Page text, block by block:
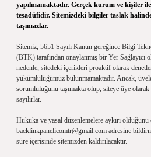
yapılmamaktadır. Gerçek kurum ve kişiler
tesadüfidir. Sitemizdeki bilgiler taslak
taşımazlar.
Sitemiz, 5651 Sayılı Kanun gereğince Bilgi
(BTK) tarafından onaylanmış bir Yer Sağlayıcı
nedenle, sitedeki içerikleri proaktif olarak
yükümlülüğümüz bulunmamaktadır. Ancak,
sorumluluğunu taşımakta olup, siteye üye
sayılırlar.
Hukuka ve yasal düzenlemelere aykırı
backlinkpanelicomtr@gmail.com adresine
süre içerisinde sitemizden kaldırılacaktır.